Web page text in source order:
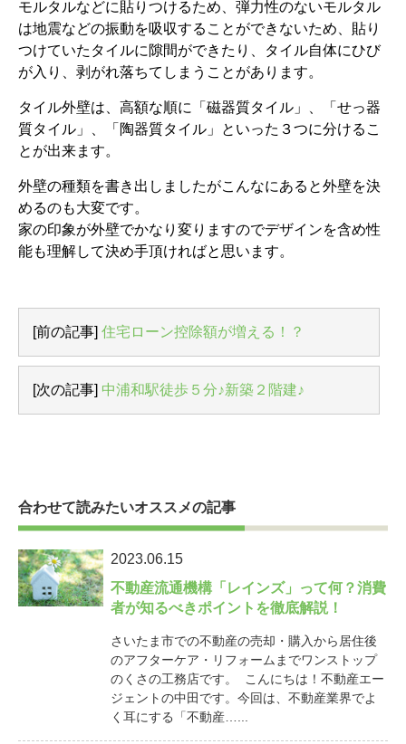
モルタルなどに貼りつけるため、弾力性のないモルタル
は地震などの振動を吸収することができないため、貼り
つけていたタイルに隙間ができたり、タイル自体にひび
が入り、剥がれ落ちてしまうことがあります。
タイル外壁は、高額な順に「磁器質タイル」、「せっ器
質タイル」、「陶器質タイル」といった３つに分けるこ
とが出来ます。
外壁の種類を書き出しましたがこんなにあると外壁を決
めるのも大変です。
家の印象が外壁でかなり変りますのでデザインを含め性
能も理解して決め手頂ければと思います。
[前の記事] 住宅ローン控除額が増える！？
[次の記事] 中浦和駅徒歩５分♪新築２階建♪
合わせて読みたいオススメの記事
2023.06.15
不動産流通機構「レインズ」って何？消費
者が知るべきポイントを徹底解説！
さいたま市での不動産の売却・購入から居住後
のアフターケア・リフォームまでワンストップ
のくさの工務店です。 こんにちは！不動産エー
ジェントの中田です。今回は、不動産業界でよ
く耳にする「不動産…...